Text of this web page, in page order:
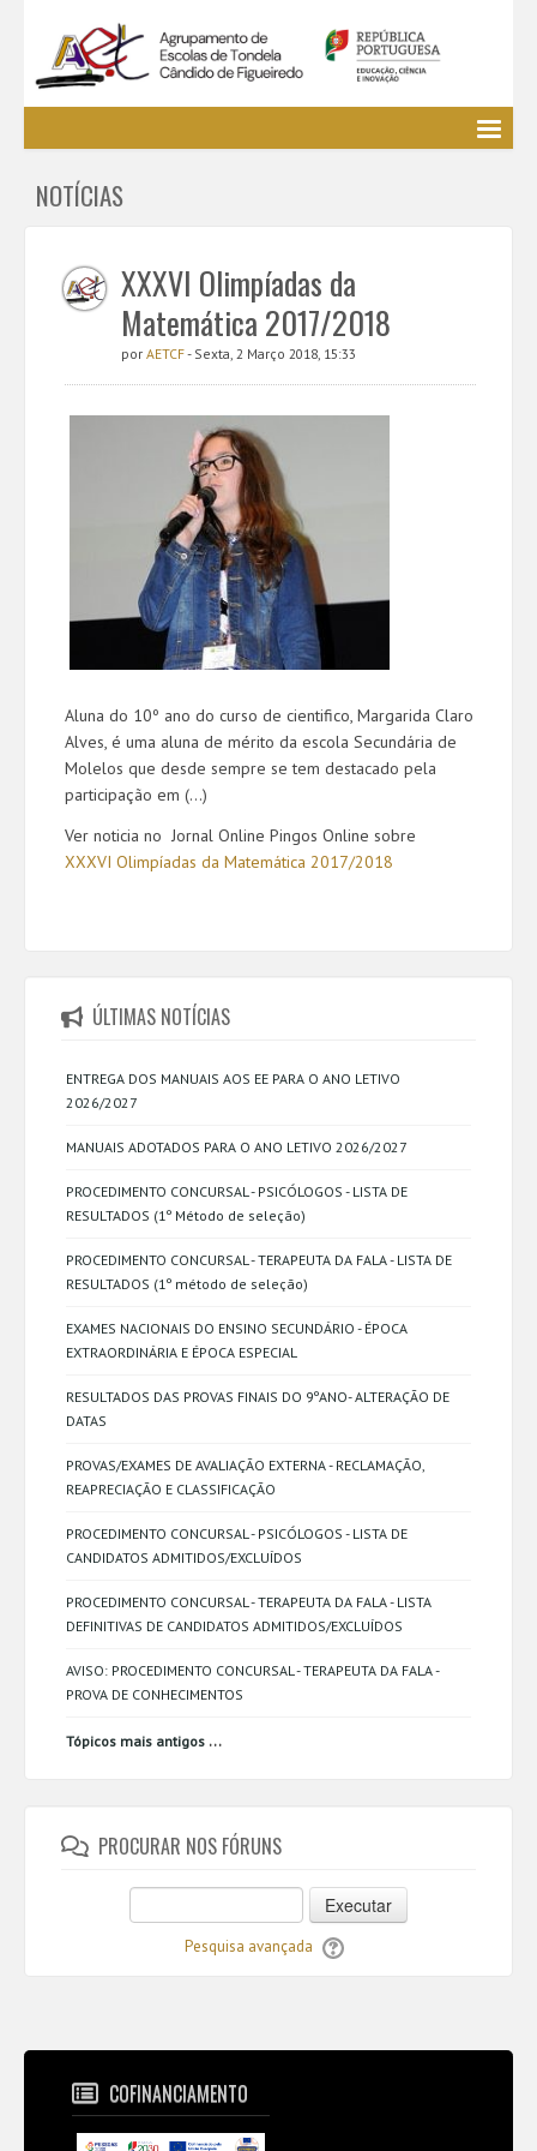
EE / Alunos
Cursos Profissionais
Bibliotecas
Media AETCF
Legislação
Utilizador não identificado. (Entrar)
NOTÍCIAS
XXXVI Olimpíadas da
Matemática 2017/2018
por AETCF- Sexta, 2 Março 2018, 15:33
Aluna do 10º ano do curso de cientifico, Margarida Claro
Alves, é uma aluna de mérito da escola Secundária de
Molelos que desde sempre se tem destacado pela
participação em (...)
Ver noticia no Jornal Online Pingos Online sobre
XXXVI Olimpíadas da Matemática 2017/2018
ÚLTIMAS NOTÍCIAS
ENTREGA DOS MANUAIS AOS EE PARA O ANO LETIVO
2026/2027
MANUAIS ADOTADOS PARA O ANO LETIVO 2026/2027
PROCEDIMENTO CONCURSAL - PSICÓLOGOS - LISTA DE
RESULTADOS (1º Método de seleção)
PROCEDIMENTO CONCURSAL - TERAPEUTA DA FALA - LISTA DE
RESULTADOS (1º método de seleção)
EXAMES NACIONAIS DO ENSINO SECUNDÁRIO - ÉPOCA
EXTRAORDINÁRIA E ÉPOCA ESPECIAL
RESULTADOS DAS PROVAS FINAIS DO 9ºANO- ALTERAÇÃO DE
DATAS
PROVAS/EXAMES DE AVALIAÇÃO EXTERNA - RECLAMAÇÃO,
REAPRECIAÇÃO E CLASSIFICAÇÃO
PROCEDIMENTO CONCURSAL - PSICÓLOGOS - LISTA DE
CANDIDATOS ADMITIDOS/EXCLUÍDOS
PROCEDIMENTO CONCURSAL - TERAPEUTA DA FALA - LISTA
DEFINITIVAS DE CANDIDATOS ADMITIDOS/EXCLUÍDOS
AVISO: PROCEDIMENTO CONCURSAL - TERAPEUTA DA FALA -
PROVA DE CONHECIMENTOS
Tópicos mais antigos ...
PROCURAR NOS FÓRUNS
Executar
Pesquisa avançada
COFINANCIAMENTO